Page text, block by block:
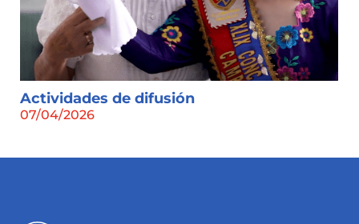
Actividades de difusión
07/04/2026